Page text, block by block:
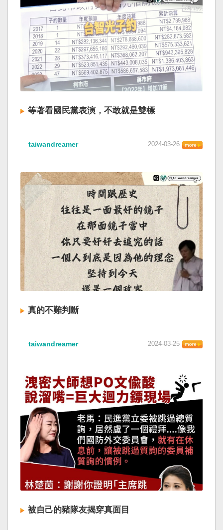
等著看國民黨表演，不敢就是雙標
taiwandreamer 2024-03-26
真的不難判斷
taiwandreamer 2024-03-25
被自己的豬隊友揭穿真面目